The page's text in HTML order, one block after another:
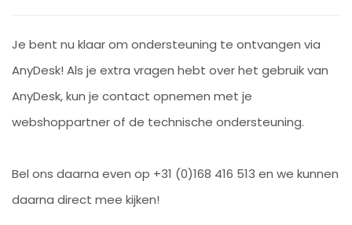
Je bent nu klaar om ondersteuning te ontvangen via
AnyDesk! Als je extra vragen hebt over het gebruik van
AnyDesk, kun je contact opnemen met je
webshoppartner of de technische ondersteuning.
Bel ons daarna even op +31 (0)168 416 513 en we kunnen
daarna direct mee kijken!